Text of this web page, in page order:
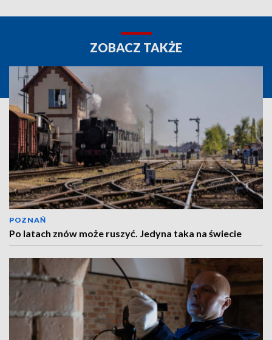
ZOBACZ TAKŻE
POZNAŃ
Po latach znów może ruszyć. Jedyna taka na świecie